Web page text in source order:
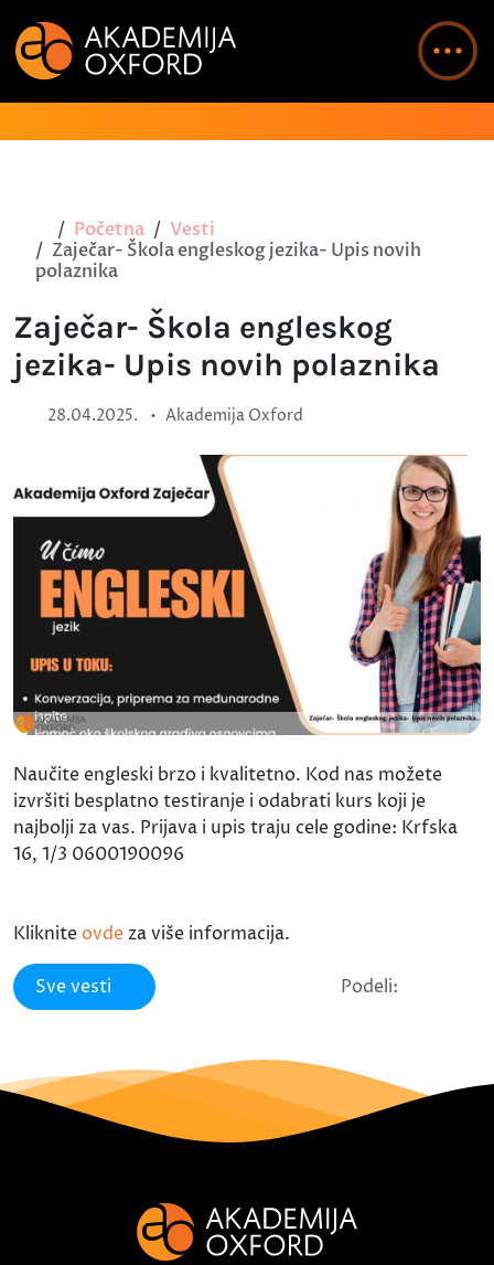
Početna
Vesti
Zaječar- Škola engleskog jezika- Upis novih
polaznika
Zaječar- Škola engleskog
jezika- Upis novih polaznika
28.04.2025. • Akademija Oxford
Naučite engleski brzo i kvalitetno. Kod nas možete
izvršiti besplatno testiranje i odabrati kurs koji je
najbolji za vas. Prijava i upis traju cele godine: Krfska
16, 1/3 0600190096
Kliknite ovde za više informacija.
Sve vesti Podeli: